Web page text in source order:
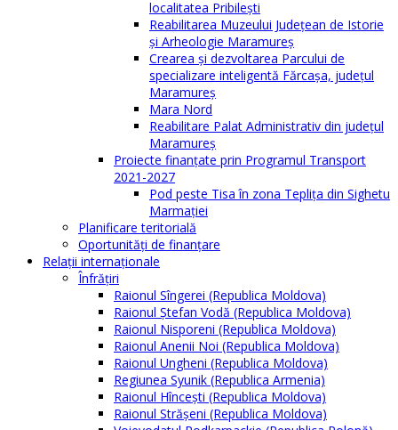
localitatea Pribilești
Reabilitarea Muzeului Județean de Istorie
și Arheologie Maramureș
Crearea și dezvoltarea Parcului de
specializare inteligentă Fărcașa, județul
Maramureș
Mara Nord
Reabilitare Palat Administrativ din județul
Maramureș
Proiecte finanțate prin Programul Transport
2021-2027
Pod peste Tisa în zona Teplița din Sighetu
Marmației
Planificare teritorială
Oportunităţi de finanţare
Relaţii internaţionale
Înfrăţiri
Raionul Sîngerei (Republica Moldova)
Raionul Ștefan Vodă (Republica Moldova)
Raionul Nisporeni (Republica Moldova)
Raionul Anenii Noi (Republica Moldova)
Raionul Ungheni (Republica Moldova)
Regiunea Syunik (Republica Armenia)
Raionul Hîncești (Republica Moldova)
Raionul Străşeni (Republica Moldova)